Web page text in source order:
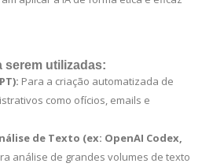
serem utilizadas:
Para a criação automatizada de
como ofícios, emails e
de Texto (ex: OpenAI Codex,
análise de grandes volumes de texto